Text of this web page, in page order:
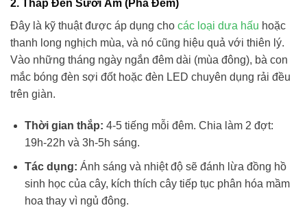
2. Thắp Đèn Sưởi Ấm (Phá Đêm)
Đây là kỹ thuật được áp dụng cho các loại dưa hấu hoặc
thanh long nghịch mùa, và nó cũng hiệu quả với thiên lý.
Vào những tháng ngày ngắn đêm dài (mùa đông), bà con
mắc bóng đèn sợi đốt hoặc đèn LED chuyên dụng rải đều
trên giàn.
Thời gian thắp: 4-5 tiếng mỗi đêm. Chia làm 2 đợt:
19h-22h và 3h-5h sáng.
Tác dụng: Ánh sáng và nhiệt độ sẽ đánh lừa đồng hồ
sinh học của cây, kích thích cây tiếp tục phân hóa mầm
hoa thay vì ngủ đông.